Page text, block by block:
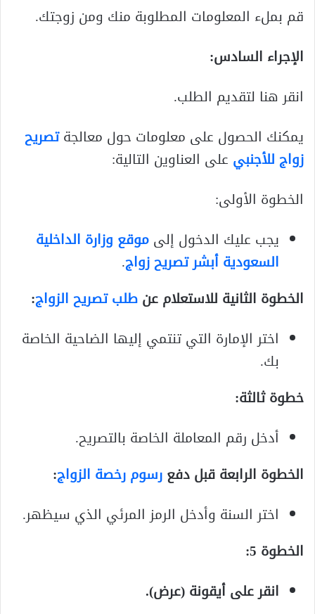
قم بملء المعلومات المطلوبة منك ومن زوجتك.
الإجراء السادس:
انقر هنا لتقديم الطلب.
يمكنك الحصول على معلومات حول معالجةتصريح
زواج للأجنبي على العناوين التالية:
الخطوة الأولى:
يجب عليك الدخول إلىموقع وزارة الداخلية
السعوديةأبشر تصريح زواج.
الخطوة الثانية للاستعلام عنطلب تصريح الزواج:
اختر الإمارة التي تنتمي إليها الضاحية الخاصة
بك.
خطوة ثالثة:
أدخل رقم المعاملة الخاصة بالتصريح.
الخطوة الرابعة قبل دفعرسوم رخصة الزواج:
اختر السنة وأدخل الرمز المرئي الذي سيظهر.
الخطوة 5:
انقر على أيقونة (عرض).